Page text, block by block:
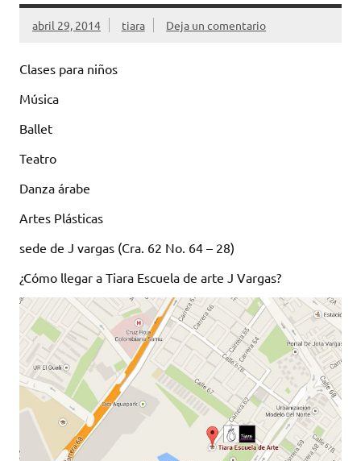
abril 29, 2014 tiara Deja un comentario
Clases para niños
Música
Ballet
Teatro
Danza árabe
Artes Plásticas
sede de J vargas (Cra. 62 No. 64 – 28)
¿Cómo llegar a Tiara Escuela de arte J Vargas?